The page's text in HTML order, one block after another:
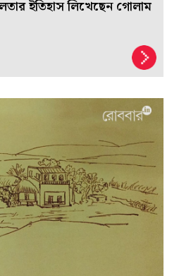
ইতিহাস লিখেছেন গোলাম